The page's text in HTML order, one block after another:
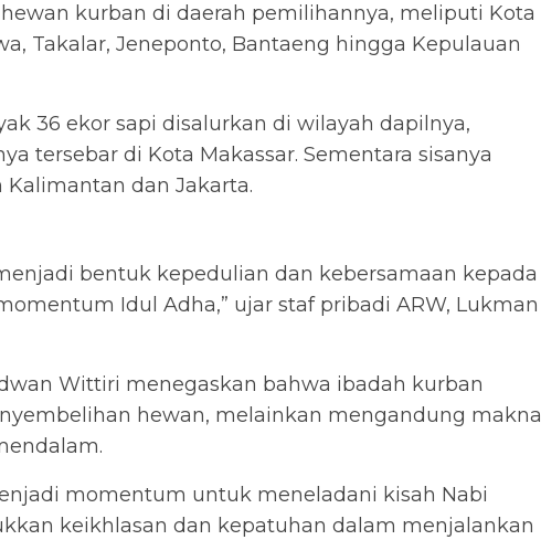
kurban di daerah pemilihannya, meliputi Kota
Takalar, Jeneponto, Bantaeng hingga Kepulauan
36 ekor sapi disalurkan di wilayah dapilnya,
tersebar di Kota Makassar. Sementara sisanya
dan Jakarta.
bentuk kepedulian dan kebersamaan kepada
Idul Adha,” ujar staf pribadi ARW, Lukman
Wittiri menegaskan bahwa ibadah kurban
hewan, melainkan mengandung makna
momentum untuk meneladani kisah Nabi
keikhlasan dan kepatuhan dalam menjalankan